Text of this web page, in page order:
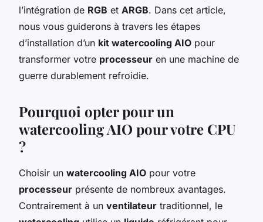
l’intégration de RGB et ARGB. Dans cet article,
nous vous guiderons à travers les étapes
d’installation d’un kit watercooling AIO pour
transformer votre processeur en une machine de
guerre durablement refroidie.
Pourquoi opter pour un
watercooling AIO pour votre CPU
?
Choisir un watercooling AIO pour votre
processeur présente de nombreux avantages.
Contrairement à un ventilateur traditionnel, le